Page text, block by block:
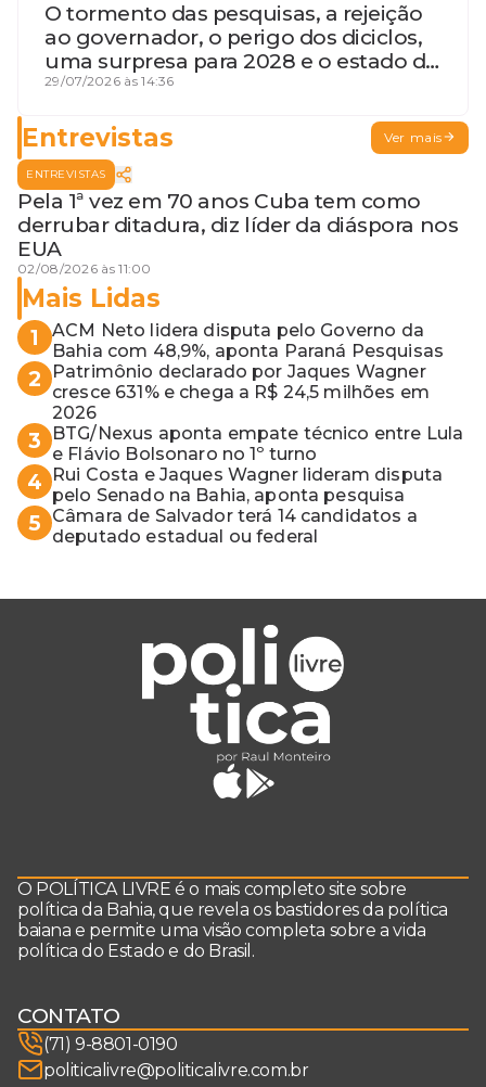
O tormento das pesquisas, a rejeição
ao governador, o perigo dos diciclos,
uma surpresa para 2028 e o estado de
terceira guerra mundial
29/07/2026 às 14:36
Entrevistas Ver mais
ENTREVISTAS
Pela 1ª vez em 70 anos Cuba tem como
derrubar ditadura, diz líder da diáspora nos
EUA
02/08/2026 às 11:00
Mais Lidas
1
ACM Neto lidera disputa pelo Governo da
Bahia com 48,9%, aponta Paraná Pesquisas
2
Patrimônio declarado por Jaques Wagner
cresce 631% e chega a R$ 24,5 milhões em
2026
3
BTG/Nexus aponta empate técnico entre Lula
e Flávio Bolsonaro no 1º turno
4
Rui Costa e Jaques Wagner lideram disputa
pelo Senado na Bahia, aponta pesquisa
5
Câmara de Salvador terá 14 candidatos a
deputado estadual ou federal
O POLÍTICA LIVRE é o mais completo site sobre
política da Bahia, que revela os bastidores da política
baiana e permite uma visão completa sobre a vida
política do Estado e do Brasil.
CONTATO
(71) 9-8801-0190
politicalivre@politicalivre.com.br